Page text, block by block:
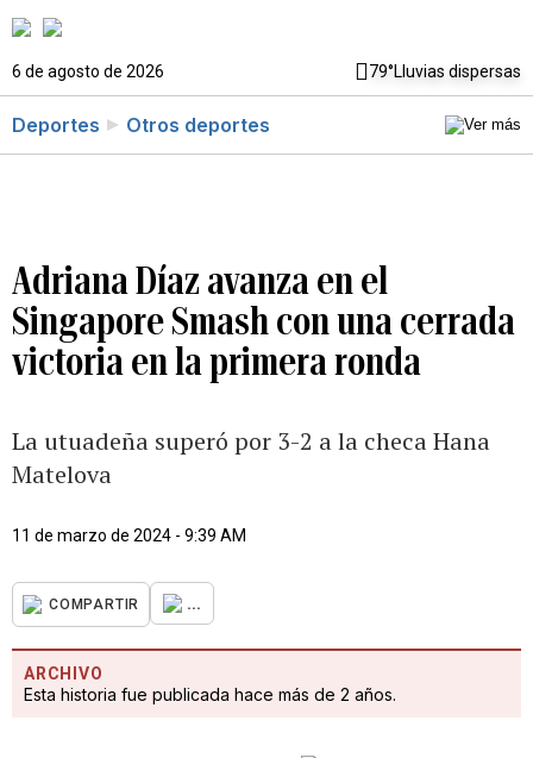
6 de agosto de 2026 79°Lluvias dispersas
Deportes Otros deportes
Adriana Díaz avanza en el
Singapore Smash con una cerrada
victoria en la primera ronda
La utuadeña superó por 3-2 a la checa Hana
Matelova
11 de marzo de 2024 - 9:39 AM
COMPARTIR ...
ARCHIVO
Esta historia fue publicada hace más de 2 años.